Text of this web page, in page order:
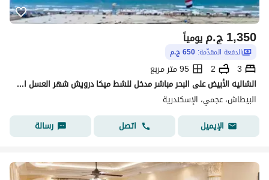
ج.م1,350 يومياً
الدفعة المقدّمة: 650 ج.م
3
2
95 متر مربع
الشاليه الأبيض على البحر مباشر مدخل للشط ميكا درويش شهر العسل البيطاش العجمي الإسكندرية
البيطاش، عجمي، الإسكندرية
الإيميل
اتصل رسالة